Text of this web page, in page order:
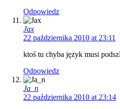
Odpowiedz
Jax
22 października 2010 at 23:11
ktoś tu chyba język musi
Odpowiedz
Ja_n
22 października 2010 at 23:14